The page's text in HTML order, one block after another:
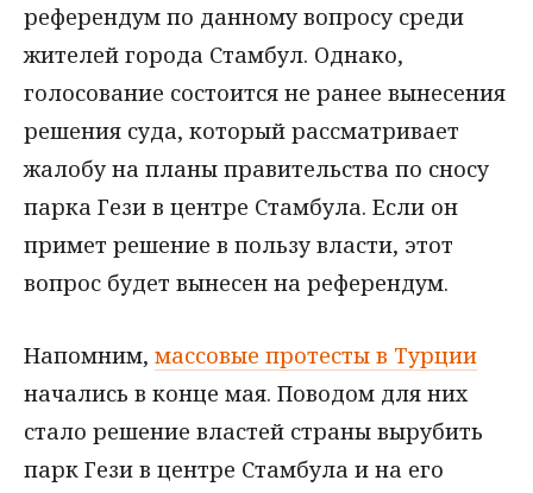
референдум по данному вопросу среди
жителей города Стамбул. Однако,
голосование состоится не ранее вынесения
решения суда, который рассматривает
жалобу на планы правительства по сносу
парка Гези в центре Стамбула. Если он
примет решение в пользу власти, этот
вопрос будет вынесен на референдум.
Напомним, массовые протесты в Турции
начались в конце мая. Поводом для них
стало решение властей страны вырубить
парк Гези в центре Стамбула и на его